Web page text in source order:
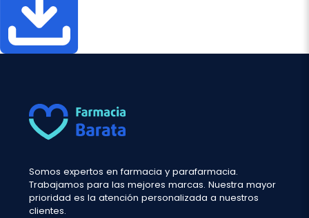
Somos expertos en farmacia y parafarmacia.
Trabajamos para las mejores marcas. Nuestra mayor
prioridad es la atención personalizada a nuestros
clientes.